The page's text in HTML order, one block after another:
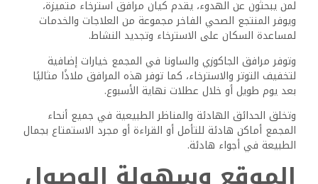
ثقافية فريدة، وللترفيه يقع دريم بارك على بعد 6 كم من
الكمبوند.
النقل والاتصال
يضمن موقع مجمع كيان على طريق القاهرة الإسكندرية
الصحراوي اتصالاً ممتازًا، حيث يمكن الوصول بسهولة إلى الطريق
الدائري ومحور 26 يوليو، مما يسهل السفر عبر القاهرة الكبرى.
للمسافرين الدائمين، ويوفر مطار سفنكس الدولي الأحدث بديلاً
للرحلات الداخلية وبعض الرحلات الدولية.